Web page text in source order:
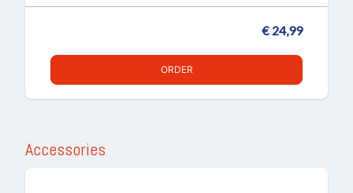
€ 24,99
ORDER
Accessories